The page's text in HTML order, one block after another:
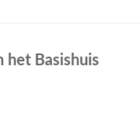
Basishuis